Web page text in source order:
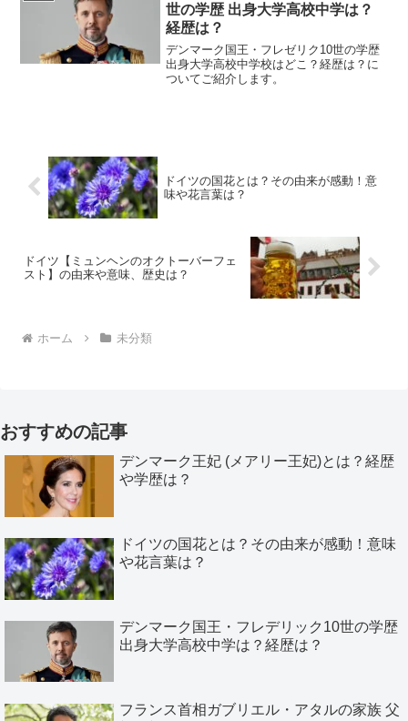
世の学歴 出身大学高校中学は？
経歴は？
デンマーク国王・フレゼリク10世の学歴
出身大学高校中学校はどこ？経歴は？に
ついてご紹介します。
ドイツの国花とは？その由来が感動！意
味や花言葉は？
ドイツ【ミュンヘンのオクトーバーフェ
スト】の由来や意味、歴史は？
ホーム 未分類
おすすめの記事
デンマーク王妃 (メアリー王妃)とは？経歴
や学歴は？
ドイツの国花とは？その由来が感動！意味
や花言葉は？
デンマーク国王・フレデリック10世の学歴
出身大学高校中学は？経歴は？
フランス首相ガブリエル・アタルの家族 父